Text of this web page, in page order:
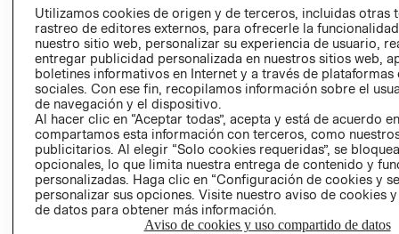
AVISO DE
COOKIES
LIBRO DE
Ecuador ($)
Utilizamos cookies de origen y de terceros, incluidas otras
rastreo de editores externos, para ofrecerle la
nuestro sitio web, personalizar su experiencia de usuario,
entregar publicidad personalizada en nuestros sitios web,
boletines informativos en Internet y a través de plataformas
sociales. Con ese fin, recopilamos información sobre el
de navegación y el dispositivo.
Al hacer clic en “Aceptar todas”, acepta y está de acuerdo
compartamos esta información con terceros, como
publicitarios. Al elegir “Solo cookies requeridas”, se
opcionales, lo que limita nuestra entrega de contenido y
personalizadas. Haga clic en “Configuración de cookies y
personalizar sus opciones. Visite nuestro aviso de cookies
de datos para obtener más información.
Aviso de cookies y uso compartido de datos